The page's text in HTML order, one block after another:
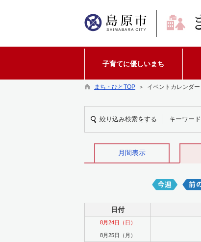
子育てに優しいまち
まち・ひとTOP ＞ イベントカレンダー
絞り込み検索をする キーワード
月間表示
日付
8月24日（日）
8月25日（月）